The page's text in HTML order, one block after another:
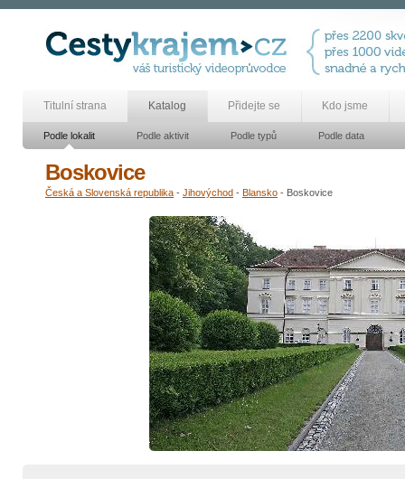
Titulní strana Katalog Přidejte se Kdo jsme
Podle lokalit Podle aktivit Podle typů Podle data
Boskovice
Česká a Slovenská republika - Jihovýchod - Blansko - Boskovice